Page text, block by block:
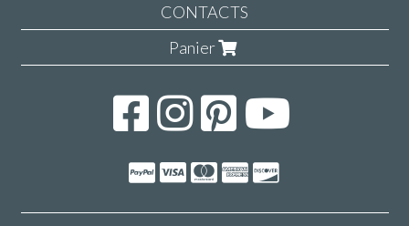
CONTACTS
Panier